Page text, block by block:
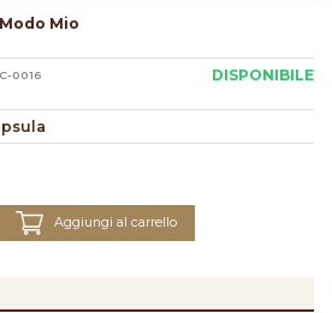
Mio
0016
DISPONIBILE
Aggiungi al carrello